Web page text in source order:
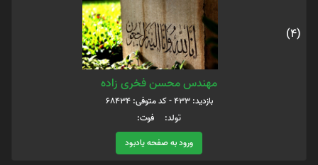
(4)
مهندس محسن فخری زاده
بازدید: 433 - کد متوفی: 68434
تولد: فوت:
ورود به صفحه یادبود